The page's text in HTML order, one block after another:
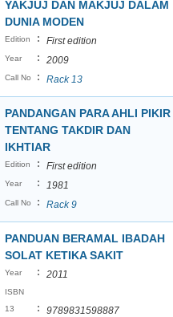
YAKJUJ DAN MAKJUJ DALAM
DUNIA MODEN
Edition : First edition
Year : 2009
Call No : Rack 13
PANDANGAN PARA AHLI PIKIR
TENTANG TAKDIR DAN
IKHTIAR
Edition : First edition
Year : 1981
Call No : Rack 9
PANDUAN BERAMAL IBADAH
SOLAT KETIKA SAKIT
Year : 2011
ISBN
13
: 9789831598887